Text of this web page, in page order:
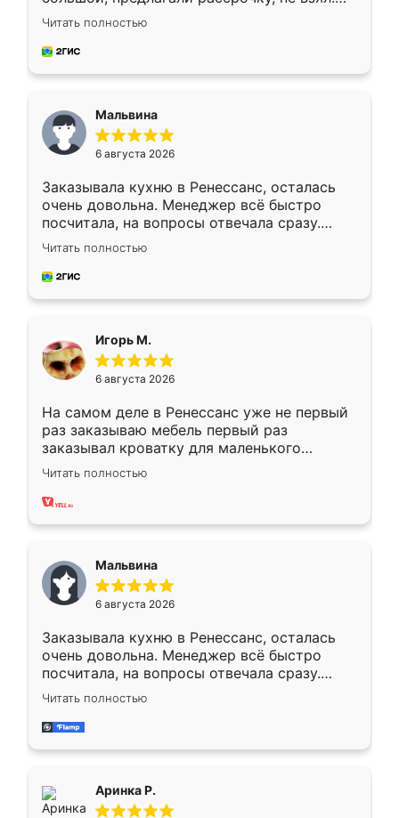
Ждал меньше месяца, сборщик с прямыми
руками. По цене вышло адекватно.
Рекомендую!
Читать полностью
Мальвина
6 августа 2026
Заказывала кухню в Ренессанс, осталась
очень довольна. Менеджер всё быстро
посчитала, на вопросы отвечала сразу.
Замерщик приехал в субботу, подошёл к
делу со всей ответственностью. Собрали
за день, ребята работали аккуратно, даже
Читать полностью
Игорь М.
6 августа 2026
На самом деле в Ренессанс уже не первый
раз заказываю мебель первый раз
заказывал кроватку для маленького
ребёнка при его рождении ,во второй раз
заказал шкаф-купе. По качеству очень
хорошее сборка достаточно быстрая,
меньше, здесь же он более разнообразный.
Мне нравится ,если что-то потребуется из
мебели буду заказывать только здесь.
Читать полностью
Мальвина
6 августа 2026
Заказывала кухню в Ренессанс, осталась
очень довольна. Менеджер всё быстро
посчитала, на вопросы отвечала сразу.
Замерщик приехал в субботу, подошёл к
делу со всей ответственностью. Собрали
за день, ребята работали аккуратно, даже
Читать полностью
Аринка Р.